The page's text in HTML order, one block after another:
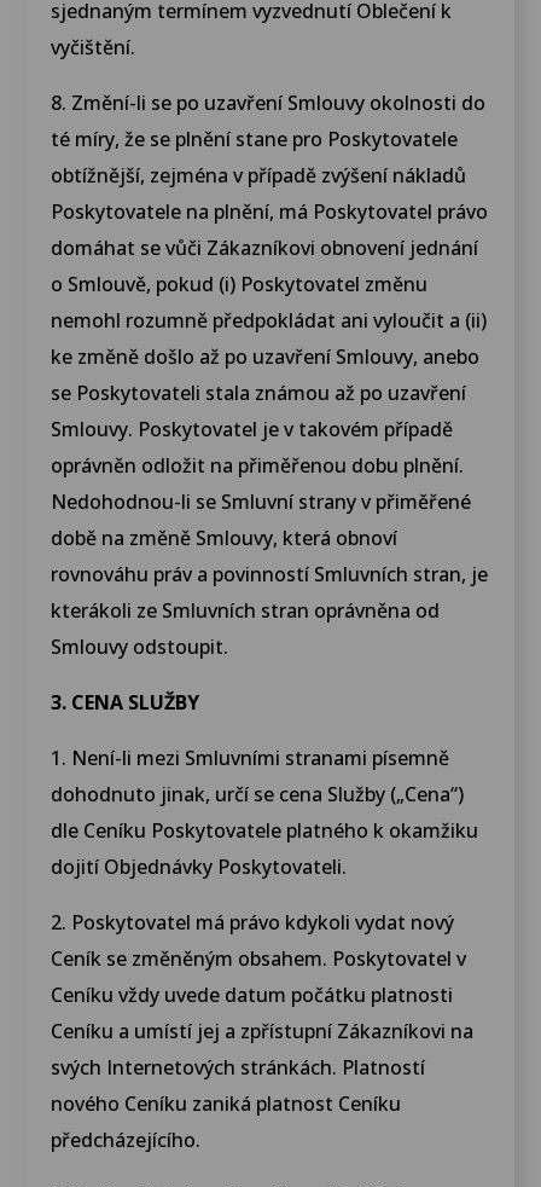
sjednaným termínem vyzvednutí Oblečení k
vyčištění.
8. Změní-li se po uzavření Smlouvy okolnosti do
té míry, že se plnění stane pro Poskytovatele
obtížnější, zejména v případě zvýšení nákladů
Poskytovatele na plnění, má Poskytovatel právo
domáhat se vůči Zákazníkovi obnovení jednání
o Smlouvě, pokud (i) Poskytovatel změnu
nemohl rozumně předpokládat ani vyloučit a (ii)
ke změně došlo až po uzavření Smlouvy, anebo
se Poskytovateli stala známou až po uzavření
Smlouvy. Poskytovatel je v takovém případě
oprávněn odložit na přiměřenou dobu plnění.
Nedohodnou-li se Smluvní strany v přiměřené
době na změně Smlouvy, která obnoví
rovnováhu práv a povinností Smluvních stran, je
kterákoli ze Smluvních stran oprávněna od
Smlouvy odstoupit.
3. CENA SLUŽBY
1. Není-li mezi Smluvními stranami písemně
dohodnuto jinak, určí se cena Služby („Cena“)
dle Ceníku Poskytovatele platného k okamžiku
dojití Objednávky Poskytovateli.
2. Poskytovatel má právo kdykoli vydat nový
Ceník se změněným obsahem. Poskytovatel v
Ceníku vždy uvede datum počátku platnosti
Ceníku a umístí jej a zpřístupní Zákazníkovi na
svých Internetových stránkách. Platností
nového Ceníku zaniká platnost Ceníku
předcházejícího.